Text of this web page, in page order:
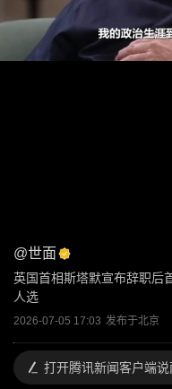
@世面
英国首相斯塔默宣布辞职后
人选
2026-07-05 17:03 发布于北京
打开腾讯新闻客户端说